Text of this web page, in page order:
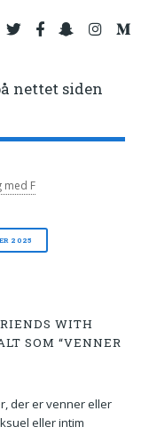
nettet siden
med F
2025
WITH
SOM “VENNER
der er venner eller
eller intim